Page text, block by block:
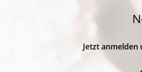
Jetzt anmelden